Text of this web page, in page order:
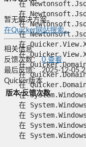
在
在
在
在
在
在
在
在
在
在
在
在
在
在
暂无解决方案。
在Quicker网站搜索...
相关信息
反馈次数：
0查看
最后反馈：
2025-12-05
Quicker版本
版本 反馈次数